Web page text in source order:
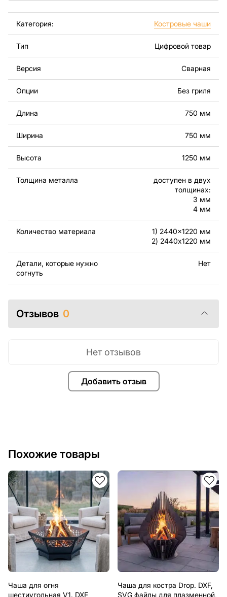
Используя файлы, листовой металл и оборудование
изделие самостоятельно. Чертежи созданы с учетом
могли наслаждаться процессом работы над вашим
Вы можете использовать файлы для создания
готовых изделий как для личного, так и для
коммерческого использования, включая продажу
готовых изделий, изготовленных по этим чертежам.
Подчеркиваем, что перепродажа и распространение
этих оригинальных или отредактированных файлов
запрещены.
За дополнительную плату мы можем добавить любой
текст, изображение, логотип вашей компании или
внести другие изменения в дизайн изделия. Если вам
нужно, чтобы мы выполнили индивидуальный чертеж
изделия из металла для вас, пожалуйста, свяжитесь
с нами.
Если у вас остались вопросы или вам нужна помощь,
помочь.
Категория: Костровые чаши
Тип Цифровой товар
Версия Сварная
Опции Без гриля
Длина 750 мм
Ширина 750 мм
Высота 1250 мм
Толщина металла
доступен в двух
толщинах:
3 мм
4 мм
Количество материала
1) 2440x1220 мм
2) 2440x1220 мм
Детали, которые нужно
согнуть
Нет
Отзывов 0
Добавить отзыв
Нет отзывов
Похожие товары
Чаша для огня
шестиугольная V1. DXF
Чаша для костра Drop. DXF,
SVG файлы для плазменной,